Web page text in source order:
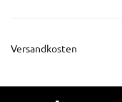
Versandkosten